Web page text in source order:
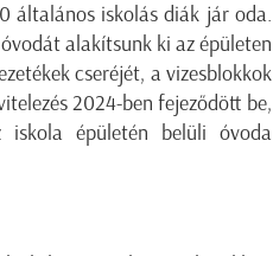
általános iskolás diák jár oda.
alakítsunk ki az épületen
cseréjét, a vizesblokkok
2024-ben fejeződött be,
épületén belüli óvoda